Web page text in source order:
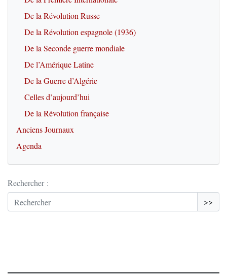
De la Révolution Russe
De la Révolution espagnole (1936)
De la Seconde guerre mondiale
De l’Amérique Latine
De la Guerre d’Algérie
Celles d’aujourd’hui
De la Révolution française
Anciens Journaux
Agenda
Rechercher :
>>